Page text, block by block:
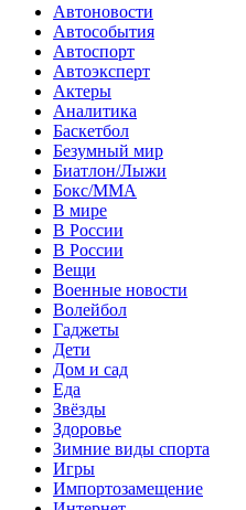
Автоновости
Автособытия
Автоспорт
Автоэксперт
Актеры
Аналитика
Баскетбол
Безумный мир
Биатлон/Лыжи
Бокс/MMA
В мире
В России
В России
Вещи
Военные новости
Волейбол
Гаджеты
Дети
Дом и сад
Еда
Звёзды
Здоровье
Зимние виды спорта
Игры
Импортозамещение